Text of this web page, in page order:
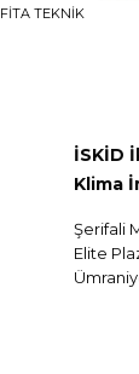
FİTA TEKNİK
İSKİD
Klima
Şerifali
Elite